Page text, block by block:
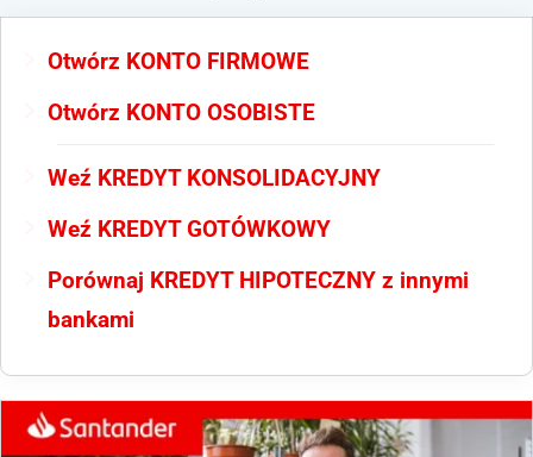
Otwórz KONTO FIRMOWE
Otwórz KONTO OSOBISTE
Weź KREDYT KONSOLIDACYJNY
Weź KREDYT GOTÓWKOWY
Porównaj KREDYT HIPOTECZNY z innymi
bankami